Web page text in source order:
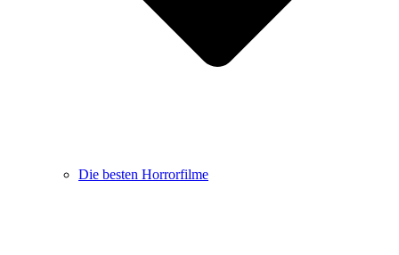
Die besten Horrorfilme